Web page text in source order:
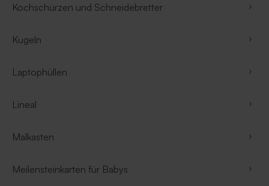
Kochschürzen und Schneidebretter
Kugeln
Laptophüllen
Lineal
Malkasten
Meilensteinkarten für Babys